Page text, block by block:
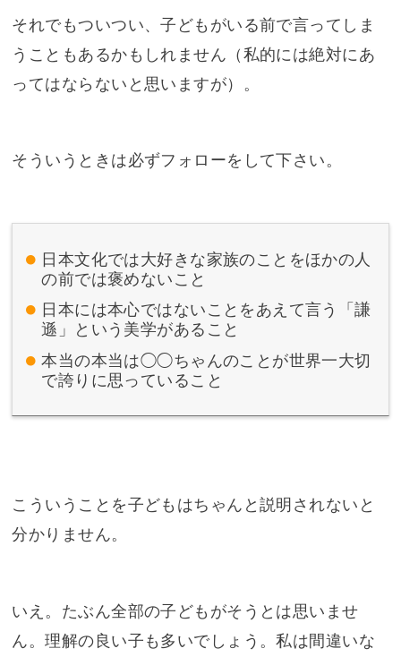
それでもついつい、子どもがいる前で言ってしま
うこともあるかもしれません（私的には絶対にあ
ってはならないと思いますが）。
そういうときは必ずフォローをして下さい。
日本文化では大好きな家族のことをほかの人
の前では褒めないこと
日本には本心ではないことをあえて言う「謙
遜」という美学があること
本当の本当は◯◯ちゃんのことが世界一大切
で誇りに思っていること
こういうことを子どもはちゃんと説明されないと
分かりません。
いえ。たぶん全部の子どもがそうとは思いませ
ん。理解の良い子も多いでしょう。私は間違いな